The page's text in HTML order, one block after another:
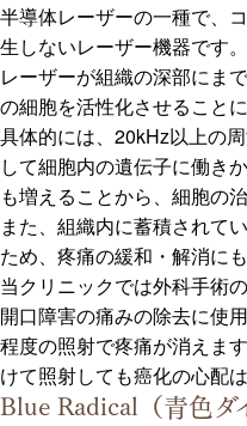
半導体レーザーの一種で、
生しないレーザー機器です。
レーザーが組織の深部にま
の細胞を活性化させること
具体的には、20kHz以上の
して細胞内の遺伝子に働き
も増えることから、細胞の
また、組織内に蓄積されて
ため、疼痛の緩和・解消に
当クリニックでは外科手術
開口障害の痛みの除去に使
程度の照射で疼痛が消えま
けて照射しても癌化の心配は
Blue Radical（青色ダ